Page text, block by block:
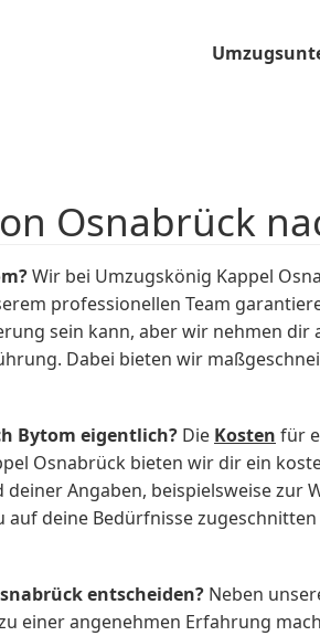
Osnabrück
Wir bei Umzugskönig Kappel
professionellen Team
sein kann, aber wir nehmen
Dabei bieten wir
Bytom eigentlich? Die Kosten für
Osnabrück bieten wir dir ein
Angaben, beispielsweise
deine Bedürfnisse
entscheiden? Neben
einer angenehmen Erfahrung